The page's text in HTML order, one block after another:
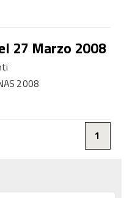
27 Marzo 2008
2008
1